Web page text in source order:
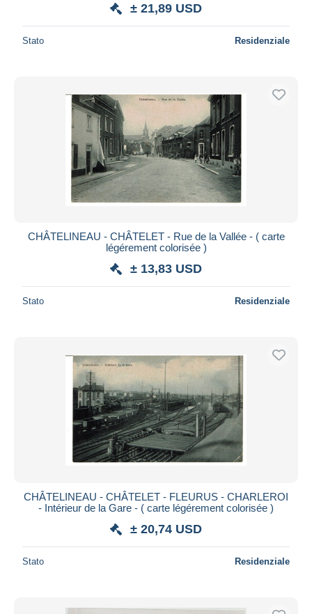
± 21,89 USD
Stato Residenziale
CHÂTELINEAU - CHÂTELET - Rue de la Vallée - ( carte
légérement colorisée )
± 13,83 USD
Stato Residenziale
CHÂTELINEAU - CHÂTELET - FLEURUS - CHARLEROI
- Intérieur de la Gare - ( carte légérement colorisée )
± 20,74 USD
Stato Residenziale